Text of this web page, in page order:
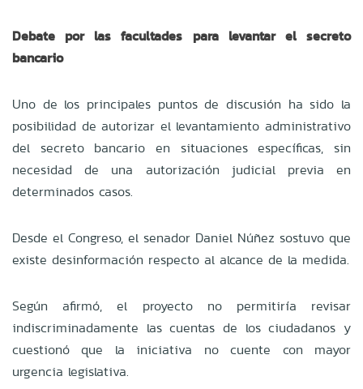
Debate por las facultades para levantar el secreto
bancario
Uno de los principales puntos de discusión ha sido la
posibilidad de autorizar el levantamiento administrativo
del secreto bancario en situaciones específicas, sin
necesidad de una autorización judicial previa en
determinados casos.
Desde el Congreso, el senador Daniel Núñez sostuvo que
existe desinformación respecto al alcance de la medida.
Según afirmó, el proyecto no permitiría revisar
indiscriminadamente las cuentas de los ciudadanos y
cuestionó que la iniciativa no cuente con mayor
urgencia legislativa.